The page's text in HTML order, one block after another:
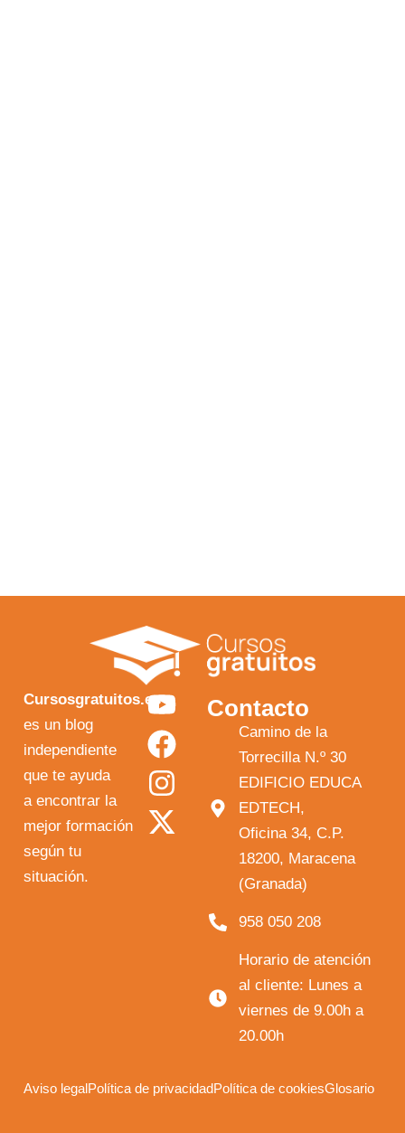
Cursosgratuitos.es
es un blog
independiente
que te ayuda
a encontrar la
mejor formación
según tu
situación.
Y
o
u
t
u
F
a
c
e
b
I
n
s
t
a
X
-
t
w
i
Contacto
Camino de la
Torrecilla N.º 30
EDIFICIO EDUCA
EDTECH,
Oficina 34, C.P.
18200, Maracena
(Granada)
958 050 208
Horario de atención
al cliente: Lunes a
viernes de 9.00h a
20.00h
Aviso legalPolítica de privacidadPolítica de cookiesGlosario